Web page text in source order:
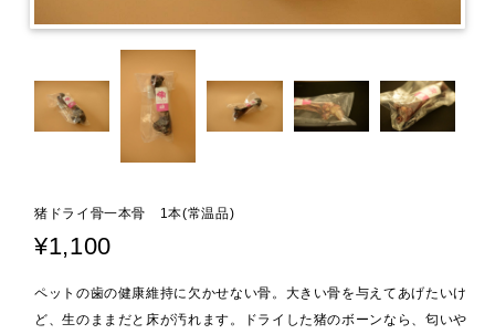
猪ドライ骨一本骨 1本(常温品)
¥1,100
ペットの歯の健康維持に欠かせない骨。大きい骨を与えてあげたいけ
ど、生のままだと床が汚れます。ドライした猪のボーンなら、匂いや